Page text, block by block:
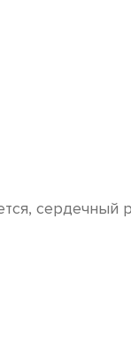
сердечный